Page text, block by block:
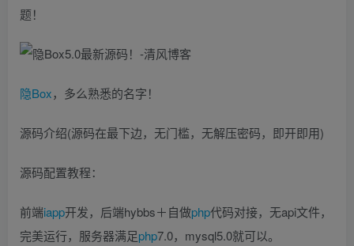
题！
隐Box，多么熟悉的名字！
源码介绍(源码在最下边，无门槛，无解压密码，即开即用)
源码配置教程：
前端iapp开发，后端hybbs＋自做php代码对接，无api文件，
完美运行，服务器满足php7.0，mysql5.0就可以。